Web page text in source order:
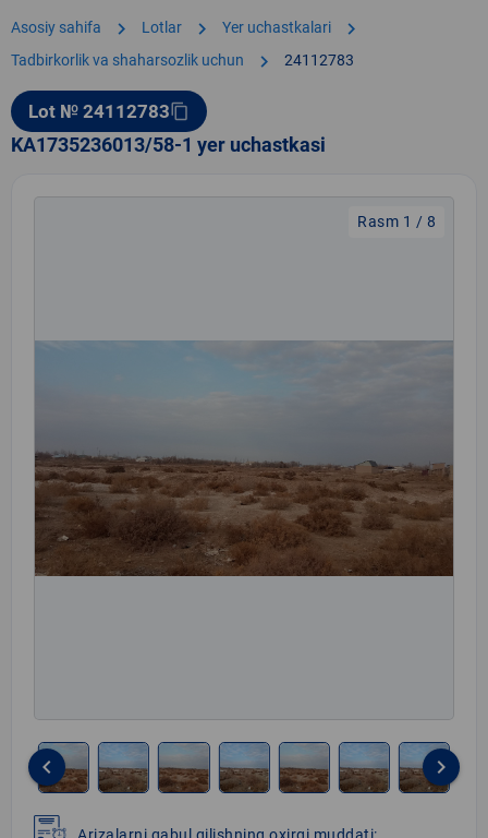
Asosiy sahifa chevron_right Lotlar chevron_right Yer uchastkalari chevron_right
Tadbirkorlik va shaharsozlik uchun chevron_right 24112783
Lot № 24112783content_copy
KA1735236013/58-1 yer uchastkasi
Rasm 1 / 8
1
keyboard_arrow_left keyboard_arrow_right